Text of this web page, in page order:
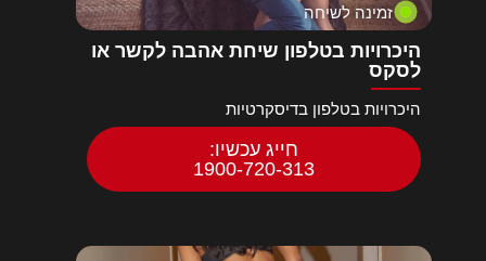
זמינה לשיחה
היכרויות בטלפון שיחת אהבה לקשר או
לסקס
היכרויות בטלפון בדיסקרטיות
חייג עכשיו:
1900-720-313